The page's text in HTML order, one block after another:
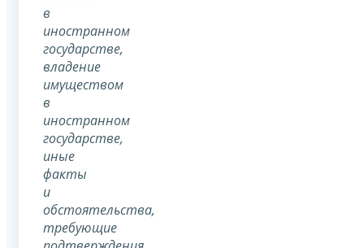
в
иностранном
государстве,
владение
имуществом
в
иностранном
государстве,
иные
факты
и
обстоятельства,
требующие